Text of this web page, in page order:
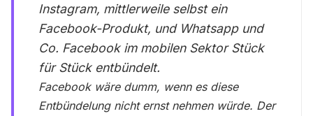
Instagram, mittlerweile selbst ein
Facebook-Produkt, und Whatsapp und
Co. Facebook im mobilen Sektor Stück
für Stück entbündelt.
Facebook wäre dumm, wenn es diese
Entbündelung nicht ernst nehmen würde. Der